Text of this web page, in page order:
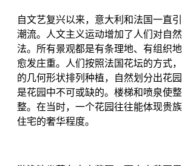
自文艺复兴以来，意大利和法国一直
潮流。人文主义运动增加了人们对自
法。所有景观都是有条理地、有组织
愈发庄重。人们按照法国花坛的方式
的几何形状排列种植，自然划分出花
是花园中不可或缺的。楼梯和喷泉使
整。在当时，一个花园往往能体现贵
住宅的奢华程度。